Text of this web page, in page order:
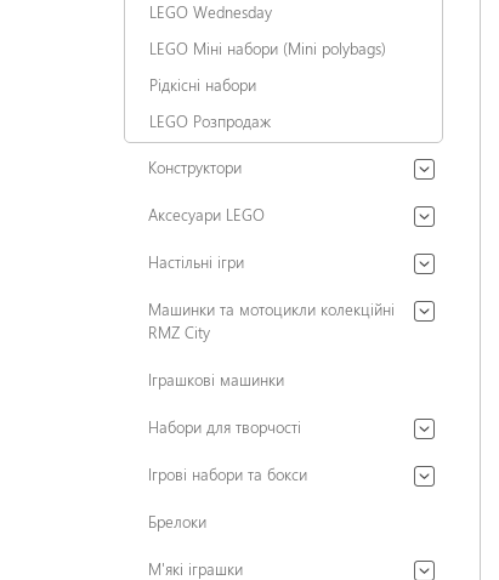
LEGO Wednesday
LEGO Міні набори (Mini polybags)
Рідкісні набори
LEGO Розпродаж
Конструктори
Аксесуари LEGO
Настільні ігри
Машинки та мотоцикли колекційні
RMZ City
Іграшкові машинки
Набори для творчості
Ігрові набори та бокси
Брелоки
М'які іграшки